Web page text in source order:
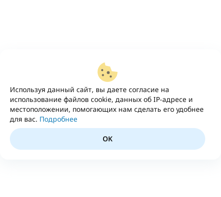
Используя данный сайт, вы даете согласие на
использование файлов cookie, данных об IP-адресе и
местоположении, помогающих нам сделать его удобнее
для вас. Подробнее
OK